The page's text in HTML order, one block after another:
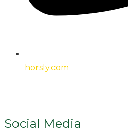
horsly.com
Social Media